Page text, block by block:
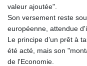
valeur ajoutée".
Son versement reste
européenne, attendue
Le principe d’un prêt à
été acté, mais son
de l'Economie.